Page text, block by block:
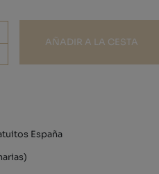
AÑADIR A LA CESTA
España